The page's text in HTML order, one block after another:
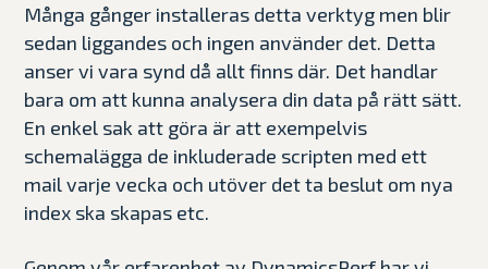
Många gånger installeras detta verktyg men blir
sedan liggandes och ingen använder det. Detta
anser vi vara synd då allt finns där. Det handlar
bara om att kunna analysera din data på rätt sätt.
En enkel sak att göra är att exempelvis
schemalägga de inkluderade scripten med ett
mail varje vecka och utöver det ta beslut om nya
index ska skapas etc.